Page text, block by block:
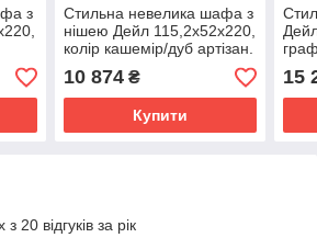
з
Стильна невелика шафа з
нішею Дейл 115,2х52х220,
колір кашемір/дуб артізан.
Розпашна шафа для одягу
в спальню
10 874₴
Купити
15
20 відгуків за рік